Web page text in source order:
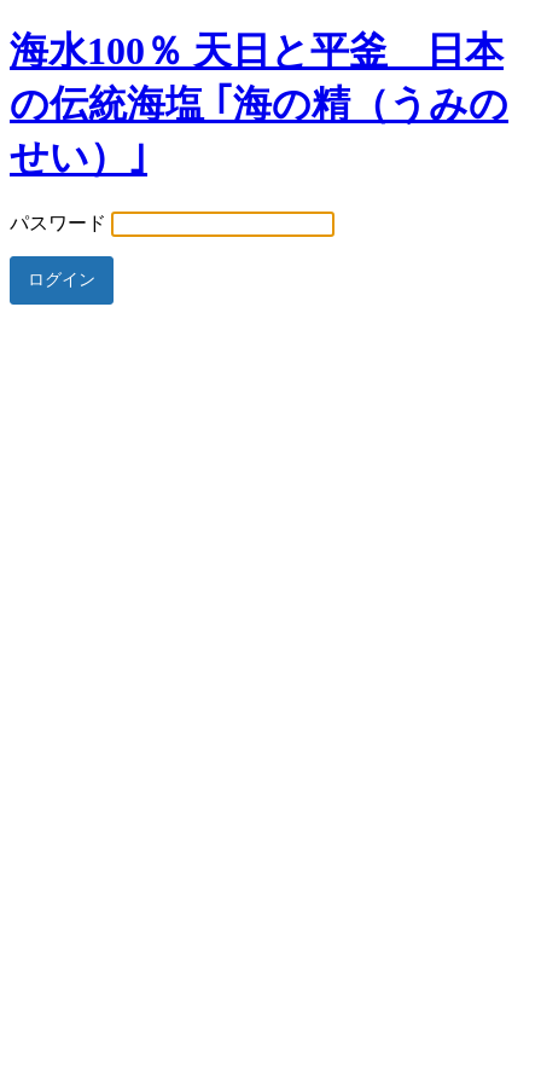
海水100％ 天日と平釜 日本
の伝統海塩 ｢海の精（うみの
せい）｣
パスワード